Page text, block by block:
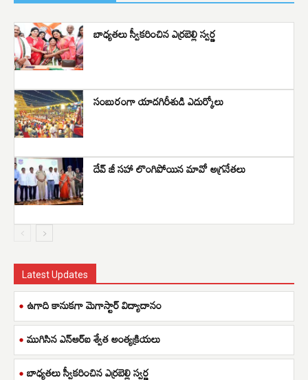
బాధ్యతలు స్వీకరించిన ఎర్రబెల్లి స్వర్ణ
సంబురంగా యాదగిరీశుడి ఎదుర్కోలు
దేవ్ జీ సహా లొంగిపోయిన మావో అగ్రనేతలు
Latest Updates
ఉగాది కానుకగా మెగాస్టార్ విద్యాదానం
ముగిసిన ఎన్ఆర్ఐ శ్వేత అంత్యక్రియలు
బాధ్యతలు స్వీకరించిన ఎర్రబెల్లి స్వర్ణ